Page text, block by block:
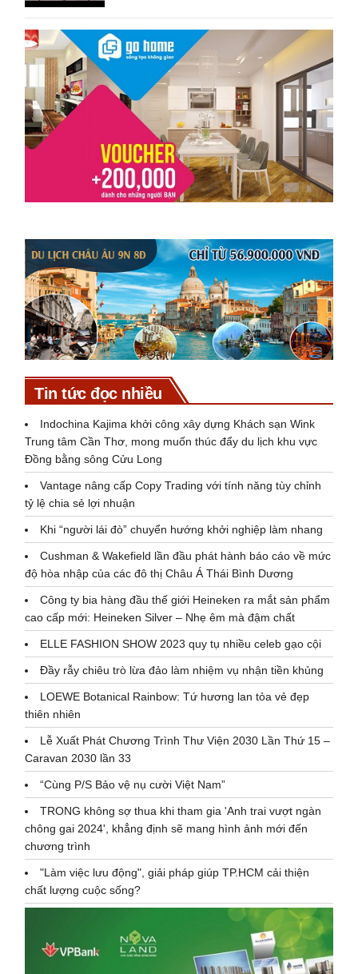
Tin tức đọc nhiều
Indochina Kajima khởi công xây dựng Khách sạn Wink
Trung tâm Cần Thơ, mong muốn thúc đẩy du lịch khu vực
Đồng bằng sông Cửu Long
Vantage nâng cấp Copy Trading với tính năng tùy chỉnh
tỷ lệ chia sẻ lợi nhuận
Khi “người lái đò” chuyển hướng khởi nghiệp làm nhang
Cushman & Wakefield lần đầu phát hành báo cáo về mức
độ hòa nhập của các đô thị Châu Á Thái Bình Dương
Công ty bia hàng đầu thế giới Heineken ra mắt sản phẩm
cao cấp mới: Heineken Silver – Nhẹ êm mà đậm chất
ELLE FASHION SHOW 2023 quy tụ nhiều celeb gạo cội
Đầy rẫy chiêu trò lừa đảo làm nhiệm vụ nhận tiền khủng
LOEWE Botanical Rainbow: Tứ hương lan tỏa vẻ đẹp
thiên nhiên
Lễ Xuất Phát Chương Trình Thư Viện 2030 Lần Thứ 15 –
Caravan 2030 lần 33
“Cùng P/S Bảo vệ nụ cười Việt Nam”
TRONG không sợ thua khi tham gia 'Anh trai vượt ngàn
chông gai 2024', khẳng định sẽ mang hình ảnh mới đến
chương trình
"Làm việc lưu động", giải pháp giúp TP.HCM cải thiện
chất lượng cuộc sống?